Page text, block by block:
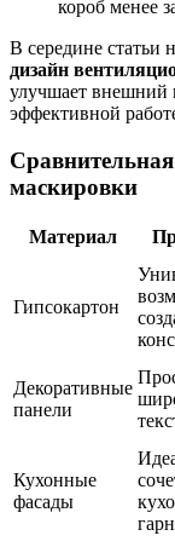
короб менее
В середине статьи
дизайн
улучшает внешний
эффективной
маскировки
Материал
Гипсокартон
Декоративные
панели
Кухонные
фасады